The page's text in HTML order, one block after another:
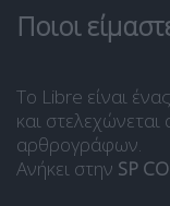
Ποιοι
Το Libre είναι
και
αρθρογράφων.
Ανήκει στην SP